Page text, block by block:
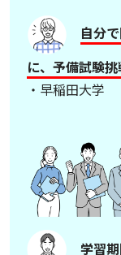
自分
に、予備試験
・早稲田大学
学習